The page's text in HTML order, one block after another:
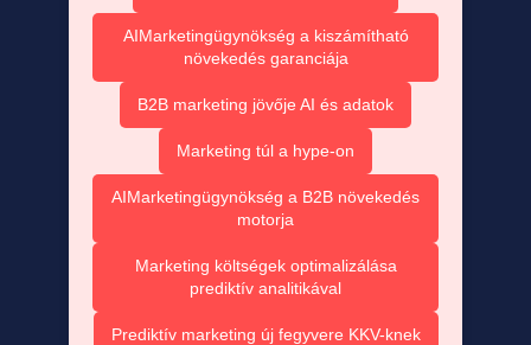
AIMarketingügynökség a kiszámítható
növekedés garanciája
B2B marketing jövője AI és adatok
Marketing túl a hype-on
AIMarketingügynökség a B2B növekedés
motorja
Marketing költségek optimalizálása
prediktív analitikával
Prediktív marketing új fegyvere KKV-knek